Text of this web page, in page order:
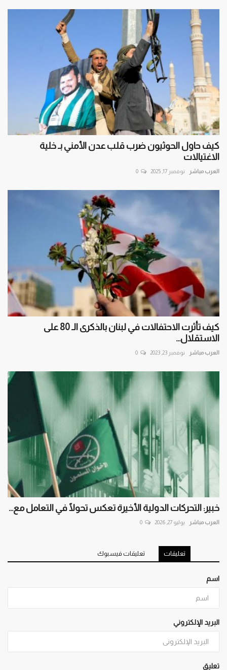
كيف حاول الحوثيون ضرب قلب عدن الأمني بـ خلية
الاغتيالات
العرب مباشر نوفمبر 17, 2025 0
كيف تأثرت الاحتفالات في لبنان بالذكرى الـ 80 على
الاستقلال...
العرب مباشر نوفمبر 23, 2023 0
خبير: التحركات الدولية الأخيرة تعكس تحولًا في التعامل مع...
العرب مباشر يوليو 27, 2026 0
تعليقات تعليقات فيسبوك
اسم
البريد الإلكتروني
تعليق